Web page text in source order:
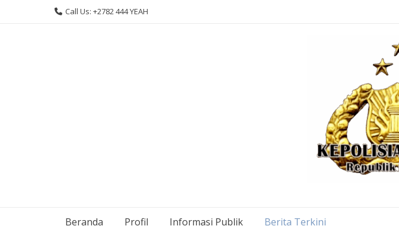
Call Us: +2782 444 YEAH
Beranda Profil Informasi Publik Berita Terkini